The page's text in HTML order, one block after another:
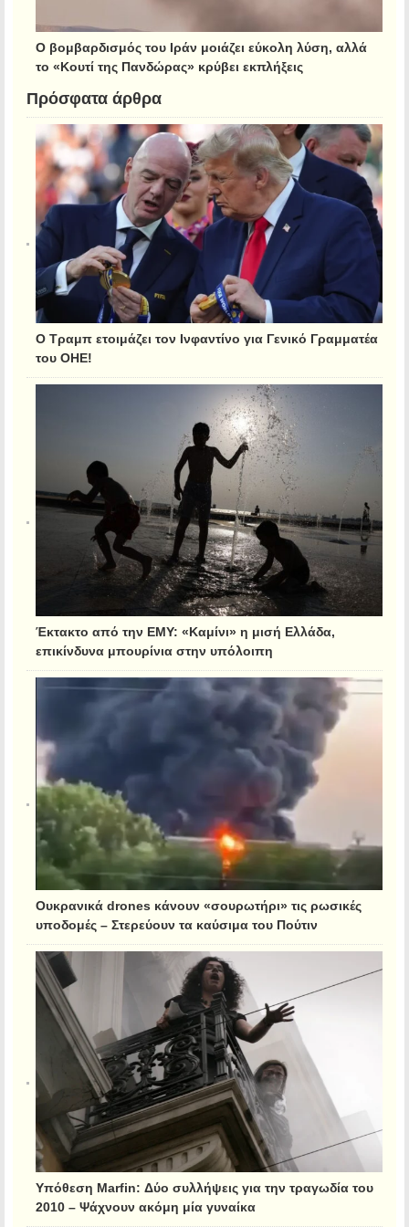
Ο βομβαρδισμός του Ιράν μοιάζει εύκολη λύση, αλλά
το «Κουτί της Πανδώρας» κρύβει εκπλήξεις
Πρόσφατα άρθρα
Ο Τραμπ ετοιμάζει τον Ινφαντίνο για Γενικό Γραμματέα
του ΟΗΕ!
Έκτακτο από την ΕΜΥ: «Καμίνι» η μισή Ελλάδα,
επικίνδυνα μπουρίνια στην υπόλοιπη
Ουκρανικά drones κάνουν «σουρωτήρι» τις ρωσικές
υποδομές – Στερεύουν τα καύσιμα του Πούτιν
Υπόθεση Marfin: Δύο συλλήψεις για την τραγωδία του
2010 – Ψάχνουν ακόμη μία γυναίκα